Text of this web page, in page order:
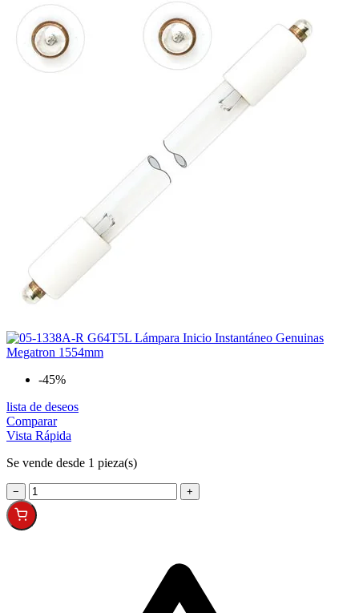
-45%
lista de deseos
Comparar
Vista Rápida
Se vende desde 1 pieza(s)
− +